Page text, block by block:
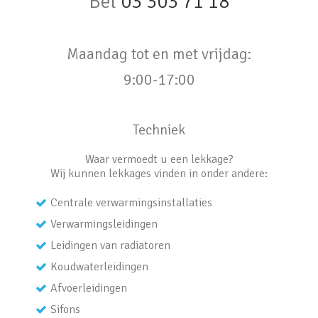
Maandag tot en met vrijdag:
9:00-17:00
Techniek
Waar vermoedt u een lekkage?
Wij kunnen lekkages vinden in onder andere:
Centrale verwarmingsinstallaties
Verwarmingsleidingen
Leidingen van radiatoren
Koudwaterleidingen
Afvoerleidingen
Sifons